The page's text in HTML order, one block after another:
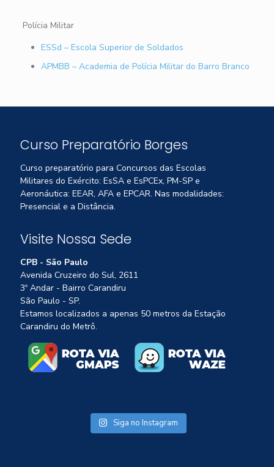
Polícia Militar
ESSd – Escola Superior de Soldados
APMBB – Academia de Polícia Militar do Barro Branco
Curso Preparatório Borges
Curso preparatório para Concursos das Escolas
Militares do Exército: EsSA e EsPCEx, PM-SP e
Aeronáutica: EEAR, AFA e EPCAR. Nas modalidades:
Presencial e a Distância.
Visite Nossa Sede
CPB - São Paulo
Avenida Cruzeiro do Sul, 2611
3º Andar - Bairro Carandiru
São Paulo - SP.
Estamos localizados a apenas 50 metros da Estação
Carandiru do Metrô.
Siga no Instagram